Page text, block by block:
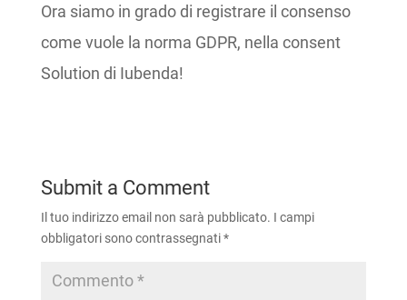
Ora siamo in grado di registrare il consenso
come vuole la norma GDPR, nella consent
Solution di Iubenda!
Submit a Comment
Il tuo indirizzo email non sarà pubblicato. I campi
obbligatori sono contrassegnati*